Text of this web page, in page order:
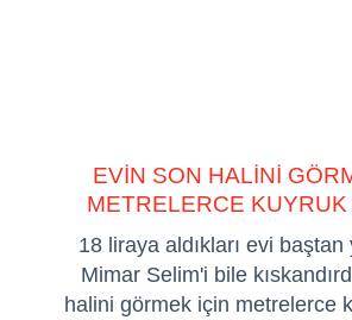
EVİN SON HALİNİ
METRELERCE
18 liraya aldıkları evi
Mimar Selim'i bile
halini görmek için metrelerce